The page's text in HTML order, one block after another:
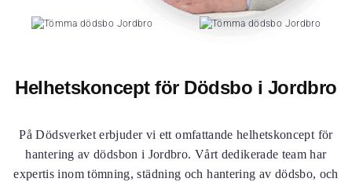
Helhetskoncept för Dödsbo i Jordbro
På Dödsverket erbjuder vi ett omfattande helhetskoncept för
hantering av dödsbon i Jordbro. Vårt dedikerade team har
expertis inom tömning, städning och hantering av dödsbo, och